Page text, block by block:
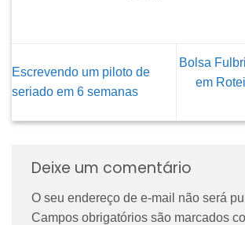
Escrevendo um piloto de
seriado em 6 semanas
Bolsa
em
Deixe um comentário
O seu endereço de e-mail não será
Campos obrigatórios são marcados